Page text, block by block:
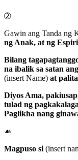
➁
Gawin ang Tanda ng
ng Anak, at ng
Bilang
na ibalik sa satan
(insert Name) at
Diyos Ama,
tulad ng
Paglikha nang
☙
Magpuso si (insert